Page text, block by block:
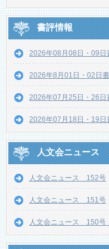
書評情報
2026年08月08日・09日
2026年8月01日・02日
2026年07月25日・26日
2026年07月18日・19日
人文会ニュース
人文会ニュース 152号
人文会ニュース 151号
人文会ニュース 150号